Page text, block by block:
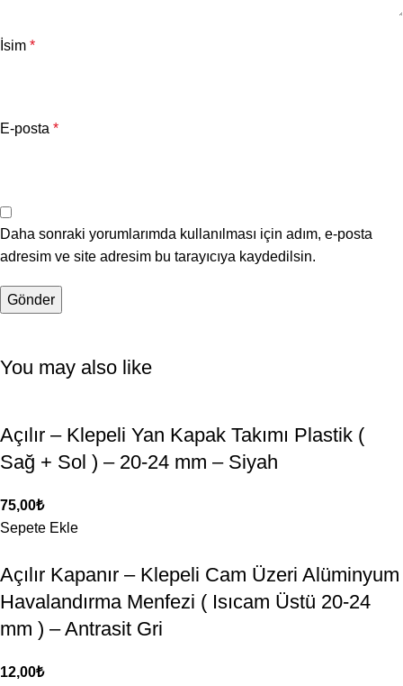
İsim *
E-posta *
Daha sonraki yorumlarımda kullanılması için adım, e-posta
adresim ve site adresim bu tarayıcıya kaydedilsin.
You may also like
Açılır – Klepeli Yan Kapak Takımı Plastik (
Sağ + Sol ) – 20-24 mm – Siyah
75,00₺
Sepete Ekle
Açılır Kapanır – Klepeli Cam Üzeri Alüminyum
Havalandırma Menfezi ( Isıcam Üstü 20-24
mm ) – Antrasit Gri
12,00₺